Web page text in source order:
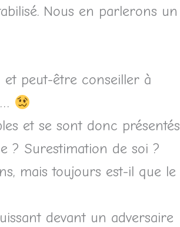
Nous en parlerons un
et peut-être conseiller à
et se sont donc présentés
? Surestimation de soi ?
mais toujours est-il que le
devant un adversaire